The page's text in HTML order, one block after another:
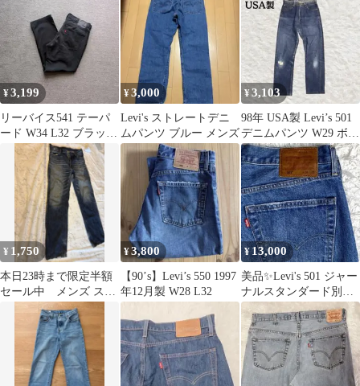
¥3,199
リーバイス541 テーパ
ード W34 L32 ブラック
デニムパンツ 19年製
¥3,000
Levi's ストレートデニ
ムパンツ ブルー メンズ
¥3,103
98年 USA製 Levi’s 501
デニムパンツ W29 ボタ
ン裏524
¥ 1,750
本日23時まで限定半額
セール中 メンズ スト
レートデニムパンツ ダ
メージ加工
¥3,800
【90’s】Levi’s 550 1997
年12月製 W28 L32
¥ 13,000
美品✨Levi's 501 ジャー
ナルスタンダード別注
W36 ビックE デニム